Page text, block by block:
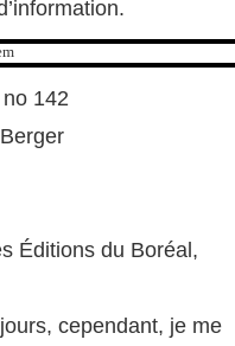
142
Éditions du Boréal,
cependant, je me